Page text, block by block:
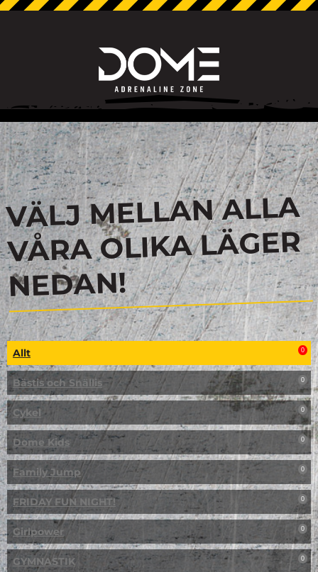
VÄLJ MELLAN ALLA
VÅRA OLIKA LÄGER
NEDAN!
Allt 0
Bästis och Snällis 0
Cykel 0
Dome Kids 0
Family Jump 0
FRIDAY FUN NIGHT! 0
Girlpower 0
GYMNASTIK 0